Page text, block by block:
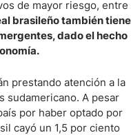
de mayor riesgo, entre
brasileño también tiene
dado el hecho
prestando atención a la
sudamericano. A pesar
por haber optado por
cayó un 1,5 por ciento